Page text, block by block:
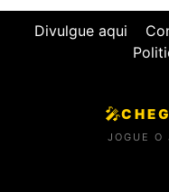
Divulgue aqui
🎤
JOGUE O